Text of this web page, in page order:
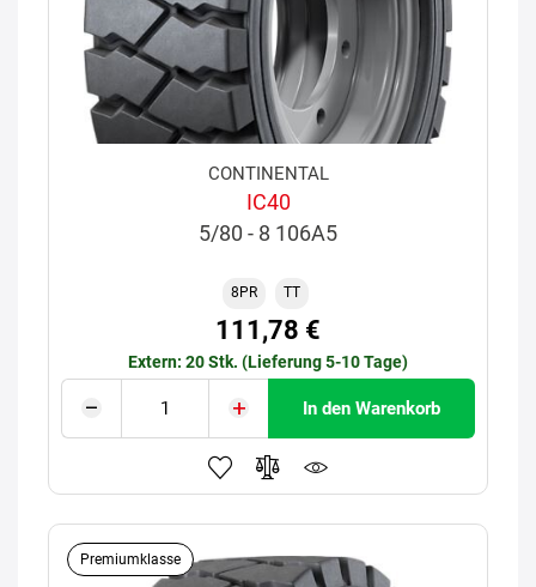
CONTINENTAL
IC40
5/80 - 8 106A5
8PR TT
111,78 €
Extern: 20 Stk. (Lieferung 5-10 Tage)
In den Warenkorb
Premiumklasse